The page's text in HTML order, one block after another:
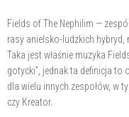
Fields of The Nephilim —
rasy anielsko-ludzkich hybryd,
Taka jest właśnie muzyka
gotycki”, jednak ta definicja to
dla wielu innych zespołów, w
czy Kreator.